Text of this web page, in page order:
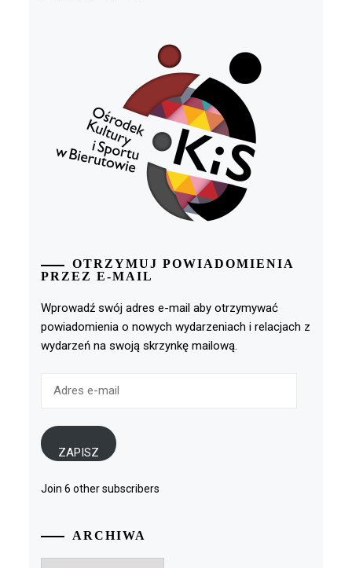
OTRZYMUJ POWIADOMIENIA
PRZEZ E-MAIL
Wprowadź swój adres e-mail aby otrzymywać
powiadomienia o nowych wydarzeniach i relacjach z
wydarzeń na swoją skrzynkę mailową.
ZAPISZ
Join 6 other subscribers
ARCHIWA